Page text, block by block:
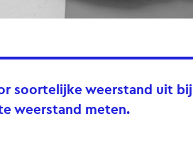
soortelijke weerstand uit bij
weerstand meten.